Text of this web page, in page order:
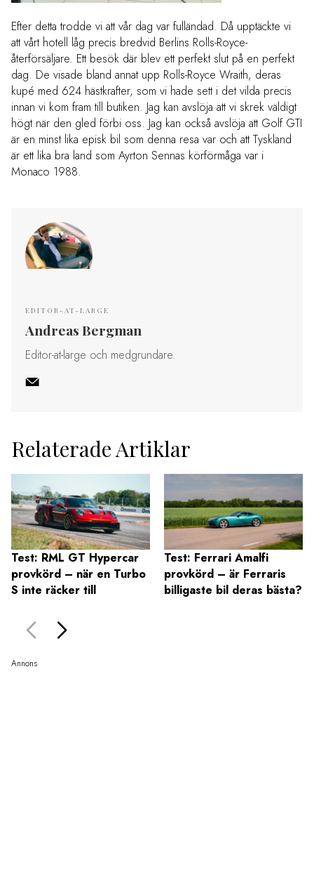
Efter detta trodde vi att vår dag var fulländad. Då upptäckte vi
att vårt hotell låg precis bredvid Berlins Rolls-Royce-
återförsäljare. Ett besök där blev ett perfekt slut på en perfekt
dag. De visade bland annat upp Rolls-Royce Wraith, deras
kupé med 624 hästkrafter, som vi hade sett i det vilda precis
innan vi kom fram till butiken. Jag kan avslöja att vi skrek väldigt
högt när den gled förbi oss. Jag kan också avslöja att Golf GTI
är en minst lika episk bil som denna resa var och att Tyskland
är ett lika bra land som Ayrton Sennas körförmåga var i
Monaco 1988.
EDITOR-AT-LARGE
Andreas Bergman
Editor-at-large och medgrundare.
Relaterade Artiklar
Test: RML GT Hypercar
provkörd – när en Turbo
S inte räcker till
Test: Ferrari Amalfi
provkörd – är Ferraris
billigaste bil deras bästa?
Annons